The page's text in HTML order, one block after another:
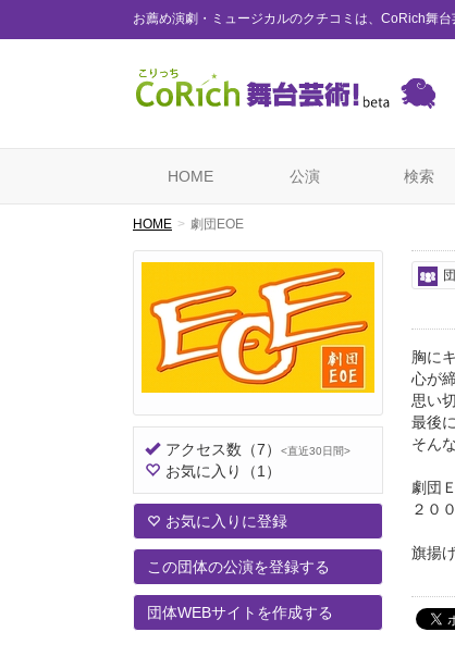
お薦め演劇・ミュージカルのクチコミは、CoRich舞台
HOME 公演 検索
HOME 劇団EOE
アクセス数 （7） <直近30日間>
お気に入り （1）
お気に入りに登録
この団体の公演を登録する
団体WEBサイトを作成する
胸に
心が
思い
最後
そん
劇団
２０
旗揚